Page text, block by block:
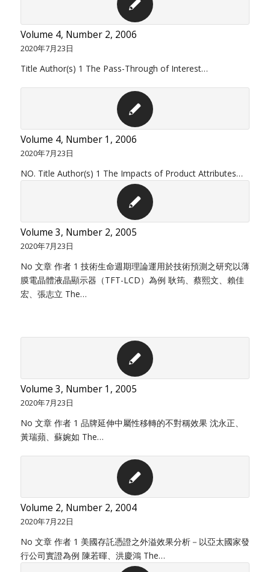
Volume 4, Number 2, 2006
2020年7月23日
Title Author(s) 1 The Pass-Through of Interest…
Volume 4, Number 1, 2006
2020年7月23日
NO. Title Author(s) 1 The Impacts of Product Attributes…
Volume 3, Number 2, 2005
2020年7月23日
No 文章 作者 1 技術生命週期理論運用於技術預測之研究以薄
膜電晶體液晶顯示器（TFT-LCD）為例 耿筠、蔡熙文、賴佳
宏、張志立 The…
Volume 3, Number 1, 2005
2020年7月23日
No 文章 作者 1 品牌延伸中屬性移轉的不對稱效果 沈永正、
黃瑞蘋、蘇婉如 The…
Volume 2, Number 2, 2004
2020年7月22日
No 文章 作者 1 美國存託憑證之外溢效果分析－以亞太國家發
行公司實證為例 陳若暉、洪慶鴻 The…